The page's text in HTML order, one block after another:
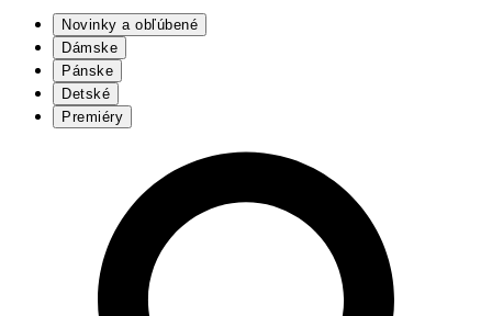
Novinky a obľúbené
Dámske
Pánske
Detské
Premiéry